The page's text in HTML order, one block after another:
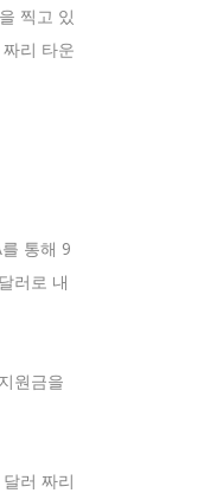
찍고 있
리 타운
통해 9
러로 내
원금을
러 짜리